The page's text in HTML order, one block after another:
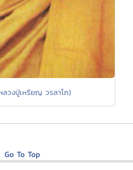
วงปู่เหรียญ วรลาโภ)
Go To Top